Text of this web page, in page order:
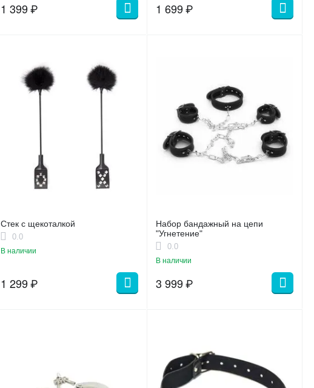
1 399₽ 1 699₽
Стек с щекоталкой
0.0
В наличии
1 299₽
Набор бандажный на цепи
"Угнетение"
0.0
В наличии
3 999₽